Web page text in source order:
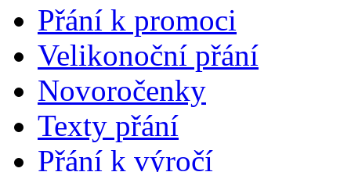
Přání k promoci
Velikonoční přání
Novoročenky
Texty přání
Přání k výročí